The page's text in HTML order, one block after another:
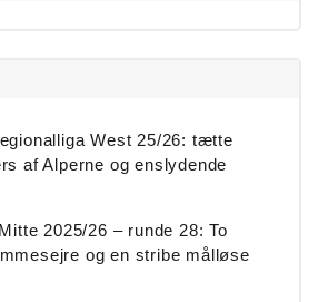
West 25/26: tætte
af Alperne og enslydende
2025/26 – runde 28: To
og en stribe målløse